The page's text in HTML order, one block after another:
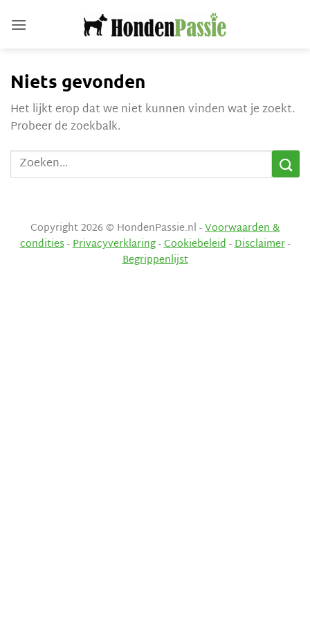
naar
Niets gevonden
Het lijkt erop dat we niet kunnen vinden wat je zoekt.
Probeer de zoekbalk.
Copyright 2026 © HondenPassie.nl -Voorwaarden &
condities-Privacyverklaring-Cookiebeleid-Disclaimer-
Begrippenlijst